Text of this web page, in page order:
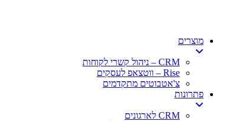
מוצרים
CRM – ניהול קשרי לקוחות
Rise – ווטצאפ לעסקים
צ'אטבוטים מתקדמים
פתרונות
CRM לארגונים